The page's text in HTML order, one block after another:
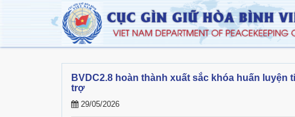
BVDC2.8 hoàn thành xuất sắc khóa huấn
trợ
29/05/2026